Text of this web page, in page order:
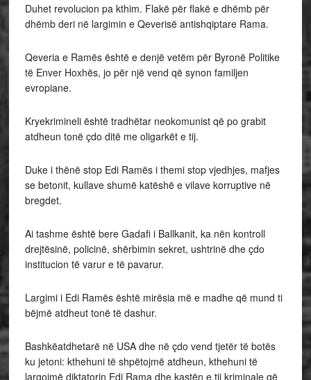
Duhet revolucion pa kthim. Flakë për flakë e dhëmb për
dhëmb deri në largimin e Qeverisë antishqiptare Rama.
Qeveria e Ramës është e denjë vetëm për Byronë Politike
të Enver Hoxhës, jo për një vend që synon familjen
evropiane.
Kryekrimineli është tradhëtar neokomunist që po grabit
atdheun tonë çdo ditë me oligarkët e tij.
Duke i thënë stop Edi Ramës i themi stop vjedhjes, mafjes
se betonit, kullave shumë katëshë e vilave korruptive në
bregdet.
Ai tashme është bere Gadafi i Ballkanit, ka nën kontroll
drejtësinë, policinë, shërbimin sekret, ushtrinë dhe çdo
institucion të varur e të pavarur.
Largimi i Edi Ramës është mirësia më e madhe që mund ti
bëjmë atdheut tonë të dashur.
Bashkëatdhetarë në USA dhe në çdo vend tjetër të botës
ku jetoni: kthehuni të shpëtojmë atdheun, kthehuni të
largojmë diktatorin Edi Rama dhe kastën e tij kriminale që